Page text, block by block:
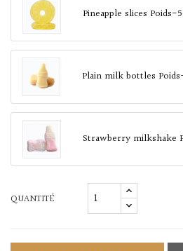
Pineapple slices Poids-
Plain milk bottles
Strawberry milkshake
QUANTITÉ